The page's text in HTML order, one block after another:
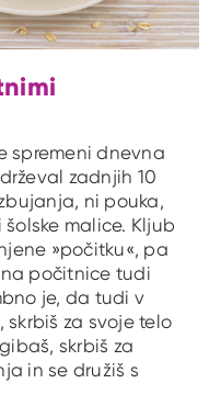
spremeni dnevna
zadnjih 10
ni pouka,
malice. Kljub
»počitku«, pa
počitnice tudi
je, da tudi v
skrbiš za svoje telo
skrbiš za
in se družiš s